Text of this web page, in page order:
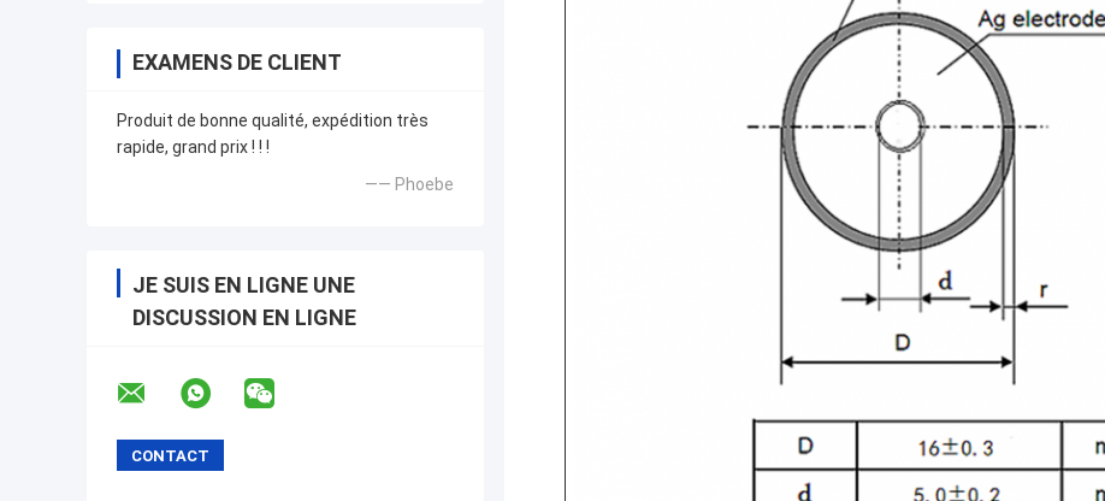
EXAMENS DE CLIENT
Produit de bonne qualité, expédition très
rapide, grand prix ! ! !
—— Phoebe
JE SUIS EN LIGNE UNE
DISCUSSION EN LIGNE